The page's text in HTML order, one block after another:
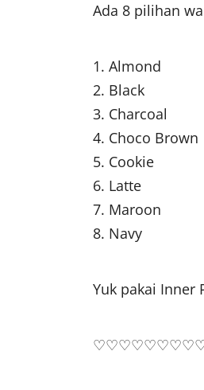
Ada 8 pilihan
1. Almond
2. Black
3. Charcoal
4. Choco Brown
5. Cookie
6. Latte
7. Maroon
8. Navy
Yuk pakai Inner